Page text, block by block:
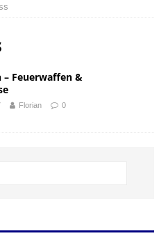
– Feuerwaffen &
Florian 0